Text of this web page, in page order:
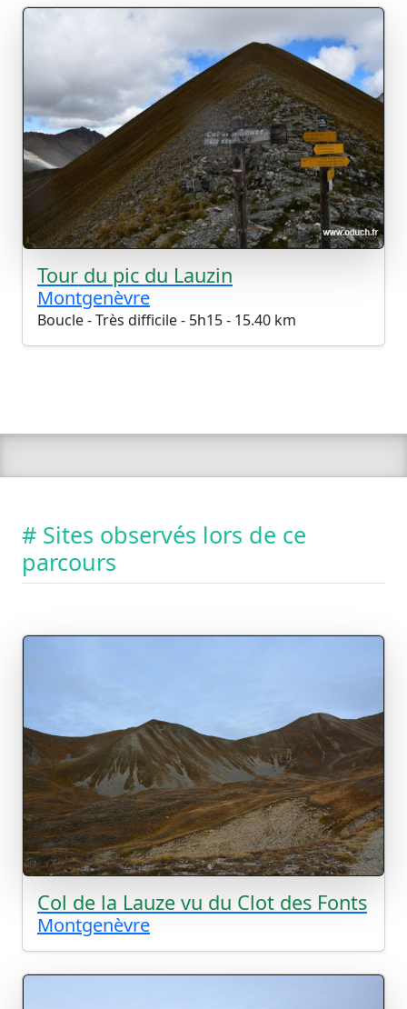
Tour du pic du Lauzin
Montgenèvre
Boucle - Très difficile - 5h15 - 15.40 km
# Sites observés lors de ce
parcours
Col de la Lauze vu du Clot des Fonts
Montgenèvre